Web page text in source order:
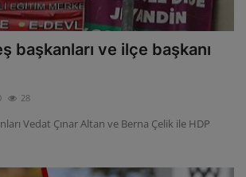
başkanları ve ilçe başkanı
28
Vedat Çınar Altan ve Berna Çelik ile HDP